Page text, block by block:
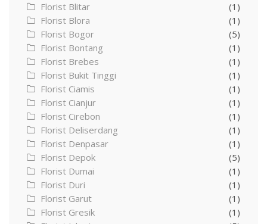
Florist Blitar
(1)
Florist Blora
(1)
Florist Bogor
(5)
Florist Bontang
(1)
Florist Brebes
(1)
Florist Bukit Tinggi
(1)
Florist Ciamis
(1)
Florist Cianjur
(1)
Florist Cirebon
(1)
Florist Deliserdang
(1)
Florist Denpasar
(1)
Florist Depok
(5)
Florist Dumai
(1)
Florist Duri
(1)
Florist Garut
(1)
Florist Gresik
(1)